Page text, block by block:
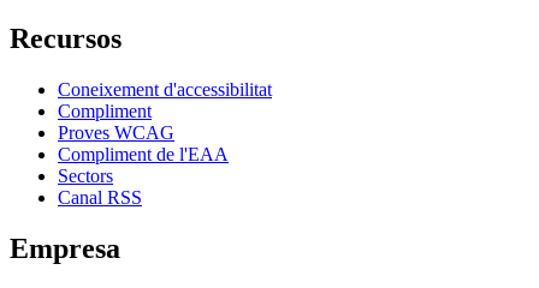
Recursos
Coneixement d'accessibilitat
Compliment
Proves WCAG
Compliment de l'EAA
Sectors
Canal RSS
Empresa